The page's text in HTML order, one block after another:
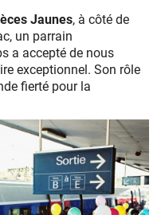
Jaunes, à côté de
un parrain
a accepté de nous
exceptionnel. Son rôle
fierté pour la